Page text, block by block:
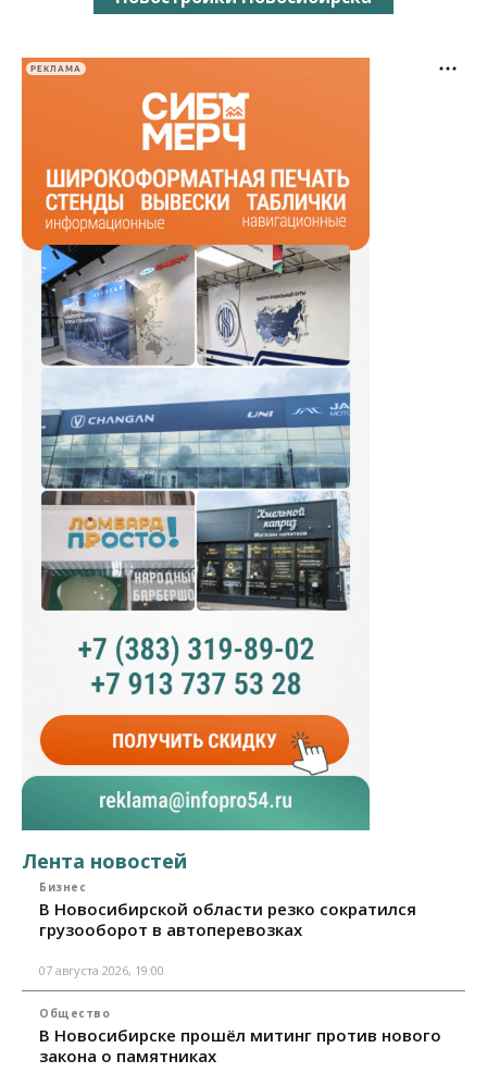
РЕКЛАМА
Лента новостей
Бизнес
В Новосибирской области резко сократился
грузооборот в автоперевозках
07 августа 2026, 19:00
Общество
В Новосибирске прошёл митинг против нового
закона о памятниках